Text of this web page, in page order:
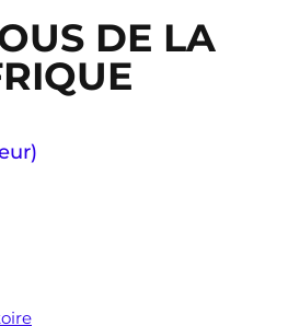
DE LA